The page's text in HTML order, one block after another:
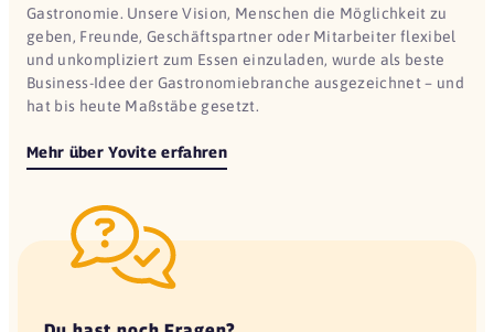
Gastronomie. Unsere Vision, Menschen die Möglichkeit zu
geben, Freunde, Geschäftspartner oder Mitarbeiter flexibel
und unkompliziert zum Essen einzuladen, wurde als beste
Business-Idee der Gastronomiebranche ausgezeichnet – und
hat bis heute Maßstäbe gesetzt.
Mehr über Yovite erfahren